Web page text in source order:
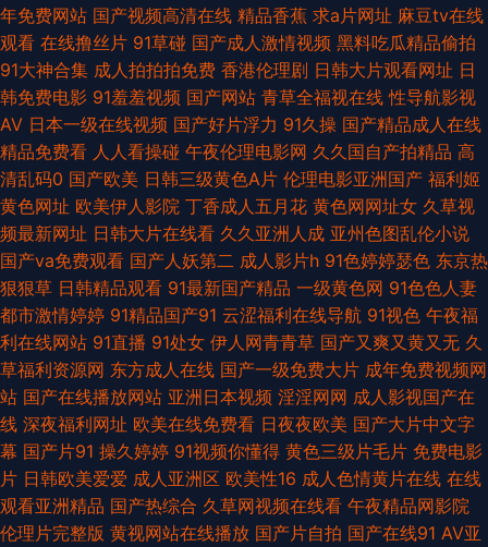
爱豆午夜福利影院 国产65页 九九热精品66 日本免费A∨ 亚洲成人SESE 97
超碰人人爱 成人永久 含羞草影音 男女爱爱午夜剧场 日韩理论在线 亚洲艹视
频 91起碰在线观看 成人一级a免费 玖玖精品剧情 日韩精品色色网 影音先锋
成人电影 ab天堂中文 国产美女喷水 久久天天夜夜肏逼 日本爱爱片 午夜福利
男女 91人人操操 超碰在线caop 国产亚洲在线 日韩精品一级 91社区在线播
放 超碰人人鲁人人 海角av影院 欧洲av性爱网 伊人春色网 白丝高潮玩哭 国
产呦系列706 免费黄色软件91 日韩肏逼 亚洲91网站 91试香蕉视频 超碰9总
站 韩国激情四射 美女探花视频极品 天堂资源网站 91大香蕉探花 不卡十三区
韩国免费av大全 免费看片91n 日韩无遮挡免费 亚洲最大天堂观看 超碰自拍
情侣 www五月天 色中色尹人影院 91社黄网 东京热网址网站 久草资源 人人
年免费网站 国产视频高清在线 精品香蕉 求a片网址 麻豆tv在线
观看 在线撸丝片 91草碰 国产成人激情视频 黑料吃瓜精品偷拍
91大神合集 成人拍拍拍免费 香港伦理剧 日韩大片观看网址 日
韩免费电影 91羞羞视频 国产网站 青草全福视在线 性导航影视
AV 日本一级在线视频 国产好片浮力 91久操 国产精品成人在线
精品免费看 人人看操碰 午夜伦理电影网 久久国自产拍精品 高
清乱码0 国产欧美 日韩三级黄色A片 伦理电影亚洲国产 福利姬
黄色网址 欧美伊人影院 丁香成人五月花 黄色网网址女 久草视
频最新网址 日韩大片在线看 久久亚洲人成 亚州色图乱伦小说
国产va免费观看 国产人妖第二 成人影片h 91色婷婷瑟色 东京热
狠狠草 日韩精品观看 91最新国产精品 一级黄色网 91色色人妻
都市激情婷婷 91精品国产91 云涩福利在线导航 91视色 午夜福
利在线网站 91直播 91处女 伊人网青青草 国产又爽又黄又无 久
草福利资源网 东方成人在线 国产一级免费大片 成年免费视频网
站 国产在线播放网站 亚洲日本视频 淫淫网网 成人影视国产在
线 深夜福利网址 欧美在线免费看 日夜夜欧美 国产大片中文字
幕 国产片91 操久婷婷 91视频你懂得 黄色三级片毛片 免费电影
片 日韩欧美爱爱 成人亚洲区 欧美性16 成人色情黄片在线 在线
观看亚洲精品 国产热综合 久草网视频在线看 午夜精品网影院
伦理片完整版 黄视网站在线播放 国产片自拍 国产在线91 AV亚